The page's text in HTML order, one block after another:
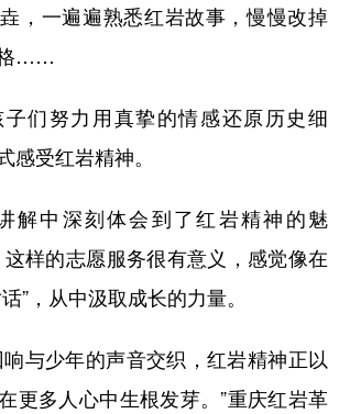
，一遍遍熟悉红岩故事，慢慢改掉
格……
努力用真挚的情感还原历史细
感受红岩精神。
中深刻体会到了红岩精神的魅
这样的志愿服务很有意义，感觉像在
”，从中汲取成长的力量。
与少年的声音交织，红岩精神正以
更多人心中生根发芽。”重庆红岩革